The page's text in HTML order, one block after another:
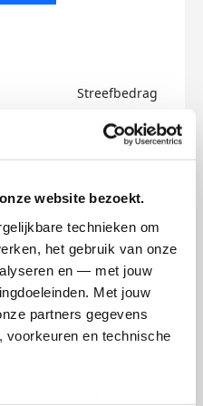
website bezoekt.
technieken om
het gebruik van onze
en — met jouw
Met jouw
partners gegevens
en technische
Streefbedrag
badges